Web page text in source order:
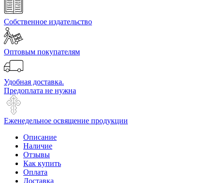
Собственное издательство
Оптовым покупателям
Удобная доставка.
Предоплата не нужна
Еженедельное освящение продукции
Описание
Наличие
Отзывы
Как купить
Оплата
Доставка